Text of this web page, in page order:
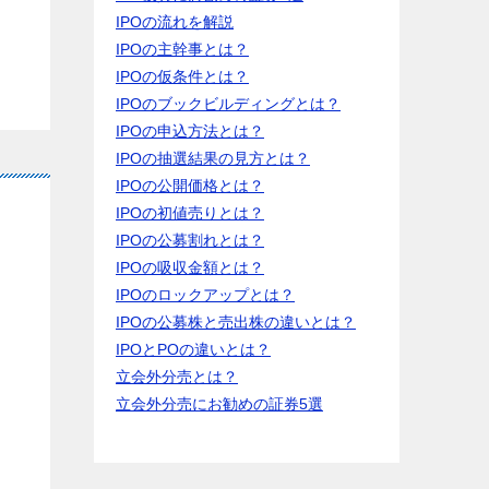
IPOの流れを解説
IPOの主幹事とは？
IPOの仮条件とは？
IPOのブックビルディングとは？
IPOの申込方法とは？
IPOの抽選結果の見方とは？
IPOの公開価格とは？
IPOの初値売りとは？
IPOの公募割れとは？
IPOの吸収金額とは？
IPOのロックアップとは？
IPOの公募株と売出株の違いとは？
IPOとPOの違いとは？
立会外分売とは？
立会外分売にお勧めの証券5選